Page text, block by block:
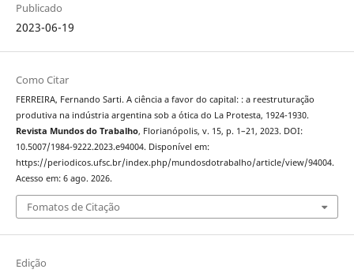
Publicado
2023-06-19
Como Citar
FERREIRA, Fernando Sarti. A ciência a favor do capital: : a reestruturação
produtiva na indústria argentina sob a ótica do La Protesta, 1924-1930.
Revista Mundos do Trabalho, Florianópolis, v. 15, p. 1–21, 2023. DOI:
10.5007/1984-9222.2023.e94004. Disponível em:
https://periodicos.ufsc.br/index.php/mundosdotrabalho/article/view/94004.
Acesso em: 6 ago. 2026.
Fomatos de Citação
Edição